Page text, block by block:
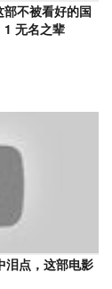
部不被看好的国
1 无名之辈
泪点，这部电影